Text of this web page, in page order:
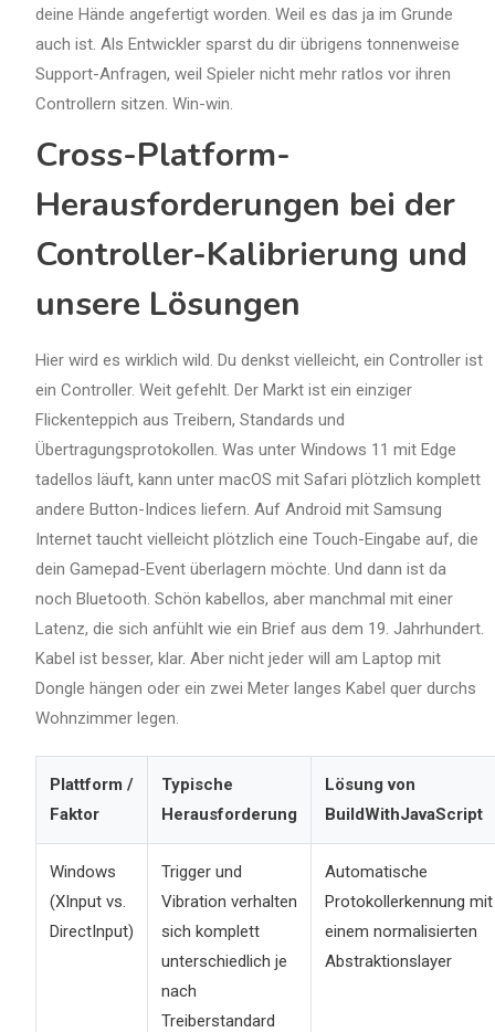
deine Hände angefertigt worden. Weil es das ja im Grunde
auch ist. Als Entwickler sparst du dir übrigens tonnenweise
Support-Anfragen, weil Spieler nicht mehr ratlos vor ihren
Controllern sitzen. Win-win.
Cross-Platform-
Herausforderungen bei der
Controller-Kalibrierung und
unsere Lösungen
Hier wird es wirklich wild. Du denkst vielleicht, ein Controller ist
ein Controller. Weit gefehlt. Der Markt ist ein einziger
Flickenteppich aus Treibern, Standards und
Übertragungsprotokollen. Was unter Windows 11 mit Edge
tadellos läuft, kann unter macOS mit Safari plötzlich komplett
andere Button-Indices liefern. Auf Android mit Samsung
Internet taucht vielleicht plötzlich eine Touch-Eingabe auf, die
dein Gamepad-Event überlagern möchte. Und dann ist da
noch Bluetooth. Schön kabellos, aber manchmal mit einer
Latenz, die sich anfühlt wie ein Brief aus dem 19. Jahrhundert.
Kabel ist besser, klar. Aber nicht jeder will am Laptop mit
Dongle hängen oder ein zwei Meter langes Kabel quer durchs
Wohnzimmer legen.
Plattform /
Faktor
Typische
Herausforderung
Lösung von
BuildWithJavaScript
Windows
(XInput vs.
DirectInput)
Trigger und
Vibration verhalten
sich komplett
unterschiedlich je
nach
Treiberstandard
Automatische
Protokollerkennung mit
einem normalisierten
Abstraktionslayer